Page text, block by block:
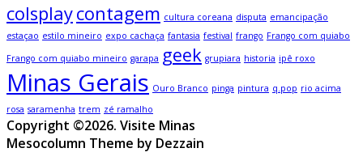
colsplaycontagem cultura coreana disputa emancipação
estaçao estilo mineiro expo cachaça fantasia festival frango Frango com quiabo
Frango com quiabo mineiro garapa geek grupiara historia ipê roxo
Minas Gerais Ouro Branco pinga pintura q.pop rio acima
rosa saramenha trem zé ramalho
Copyright ©2026. Visite Minas
Mesocolumn Theme by Dezzain